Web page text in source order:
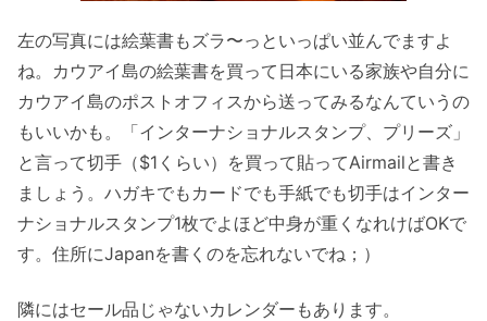
左の写真には絵葉書もズラ〜っといっぱい並んでますよ
ね。カウアイ島の絵葉書を買って日本にいる家族や自分に
カウアイ島のポストオフィスから送ってみるなんていうの
もいいかも。「インターナショナルスタンプ、プリーズ」
と言って切手（$1くらい）を買って貼ってAirmailと書き
ましょう。ハガキでもカードでも手紙でも切手はインター
ナショナルスタンプ1枚でよほど中身が重くなれけばOKで
す。住所にJapanを書くのを忘れないでね；）
隣にはセール品じゃないカレンダーもあります。